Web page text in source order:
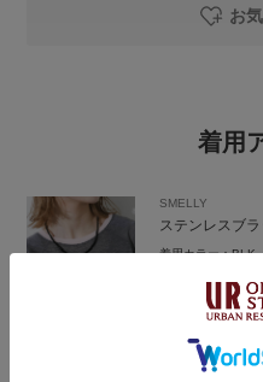
レイヤードスタイルも楽しめます☺️
1枚でも透け感を気にせず着用し
私の体型で腰まわりが隠れる着丈。
レイヤードスタイルでもレースが
コーデのアクセントになります🤍
▶︎ かぐれ コットンリネンコクーン
綿×麻の軽く通気性の良い素材感🌿
麻特有のざらつき感は少なく、
お
着用
SMELLY
ステンレスブ
着用カラー：BLK
￥1,210
『WEB限定』